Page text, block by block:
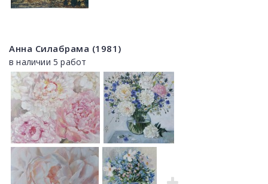
Анна Силабрама (1981)
в наличии 5 работ